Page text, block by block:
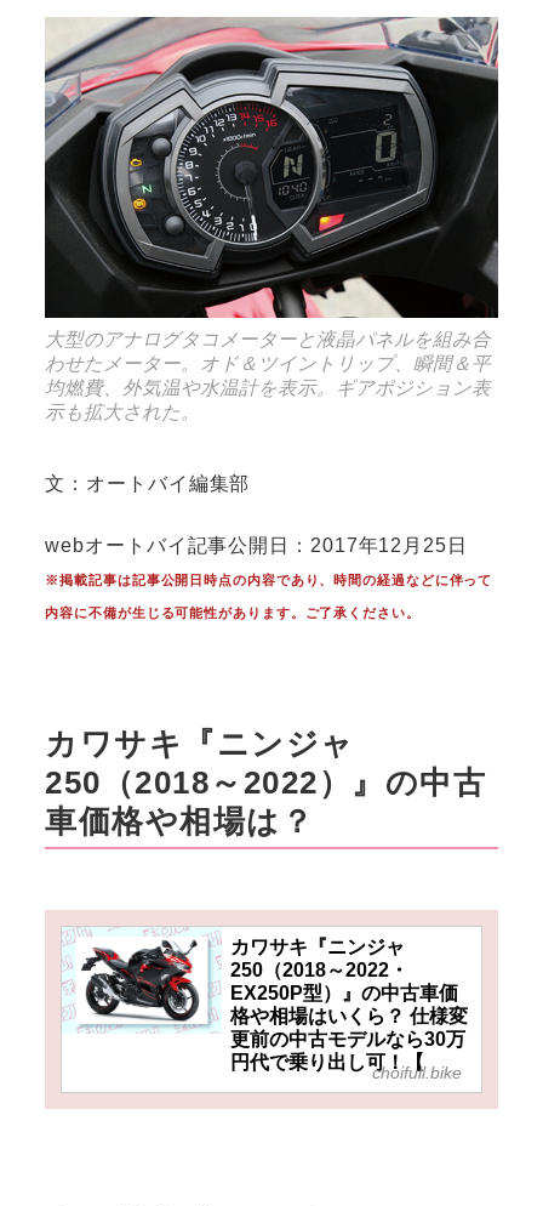
大型のアナログタコメーターと液晶パネルを組み合
わせたメーター。オド＆ツイントリップ、瞬間＆平
均燃費、外気温や水温計を表示。ギアポジション表
示も拡大された。
文：オートバイ編集部
webオートバイ記事公開日：2017年12月25日
※掲載記事は記事公開日時点の内容であり、時間の経過などに伴って
内容に不備が生じる可能性があります。ご了承ください。
カワサキ『ニンジャ
250（2018～2022）』の中古
車価格や相場は？
カワサキ『ニンジャ
250（2018～2022・
EX250P型）』の中古車価
格や相場はいくら？ 仕様変
更前の中古モデルなら30万
円代で乗り出し可！【
choifull.bike